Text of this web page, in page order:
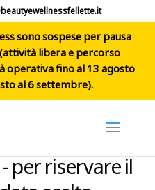
sono sospese per pausa
libera e percorso
operativa fino al 13 agosto
al 6 settembre).
per riservare il